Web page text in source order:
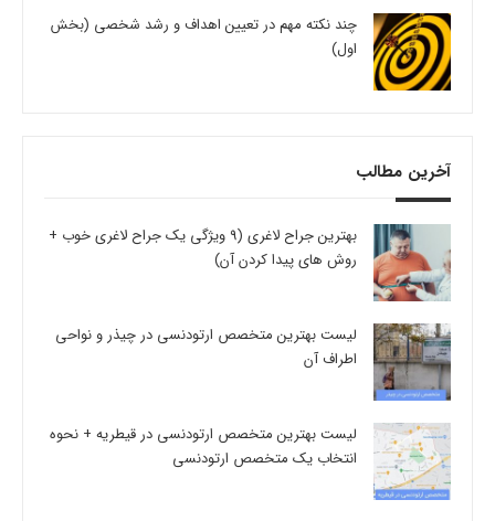
چند نکته مهم در تعیین اهداف و رشد شخصی (بخش
اول)
آخرین مطالب
بهترین جراح لاغری (9 ویژگی یک جراح لاغری خوب +
روش های پیدا کردن آن)
لیست بهترین متخصص ارتودنسی در چیذر و نواحی
اطراف آن
لیست بهترین متخصص ارتودنسی در قیطریه + نحوه
انتخاب یک متخصص ارتودنسی